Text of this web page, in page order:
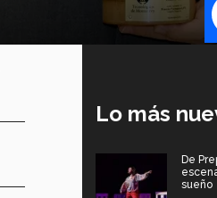
Lo más
De
sueño